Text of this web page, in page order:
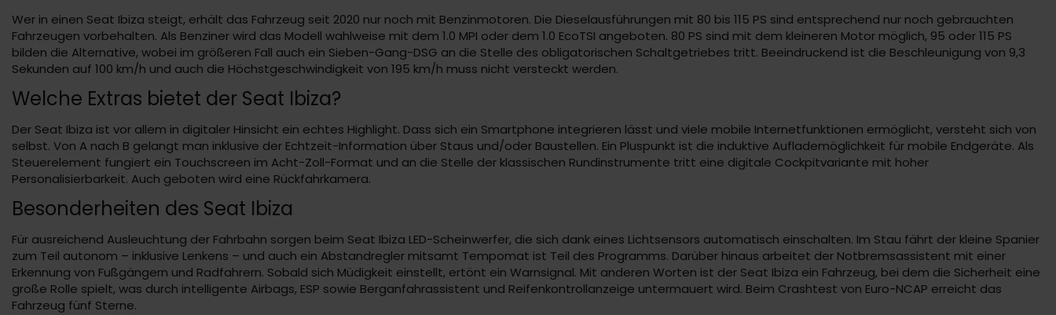
Wer in einen Seat Ibiza steigt, erhält das Fahrzeug seit 2020 nur noch mit Benzinmotoren. Die Dieselausführungen mit 80 bis 115 PS sind entsprechend nur noch gebrauchten
Fahrzeugen vorbehalten. Als Benziner wird das Modell wahlweise mit dem 1.0 MPI oder dem 1.0 EcoTSI angeboten. 80 PS sind mit dem kleineren Motor möglich, 95 oder 115 PS
bilden die Alternative, wobei im größeren Fall auch ein Sieben-Gang-DSG an die Stelle des obligatorischen Schaltgetriebes tritt. Beeindruckend ist die Beschleunigung von 9,3
Sekunden auf 100 km/h und auch die Höchstgeschwindigkeit von 195 km/h muss nicht versteckt werden.
Welche Extras bietet der Seat Ibiza?
Der Seat Ibiza ist vor allem in digitaler Hinsicht ein echtes Highlight. Dass sich ein Smartphone integrieren lässt und viele mobile Internetfunktionen ermöglicht, versteht sich von
selbst. Von A nach B gelangt man inklusive der Echtzeit-Information über Staus und/oder Baustellen. Ein Pluspunkt ist die induktive Auflademöglichkeit für mobile Endgeräte. Als
Steuerelement fungiert ein Touchscreen im Acht-Zoll-Format und an die Stelle der klassischen Rundinstrumente tritt eine digitale Cockpitvariante mit hoher
Personalisierbarkeit. Auch geboten wird eine Rückfahrkamera.
Besonderheiten des Seat Ibiza
Für ausreichend Ausleuchtung der Fahrbahn sorgen beim Seat Ibiza LED-Scheinwerfer, die sich dank eines Lichtsensors automatisch einschalten. Im Stau fährt der kleine Spanier
zum Teil autonom – inklusive Lenkens – und auch ein Abstandregler mitsamt Tempomat ist Teil des Programms. Darüber hinaus arbeitet der Notbremsassistent mit einer
Erkennung von Fußgängern und Radfahrern. Sobald sich Müdigkeit einstellt, ertönt ein Warnsignal. Mit anderen Worten ist der Seat Ibiza ein Fahrzeug, bei dem die Sicherheit eine
große Rolle spielt, was durch intelligente Airbags, ESP sowie Berganfahrassistent und Reifenkontrollanzeige untermauert wird. Beim Crashtest von Euro-NCAP erreicht das
Fahrzeug fünf Sterne.